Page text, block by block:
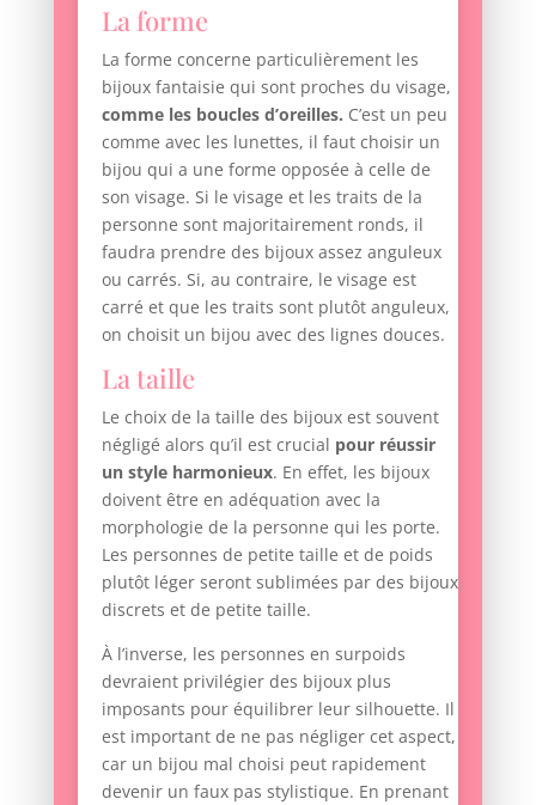
La forme
La forme concerne particulièrement les
bijoux fantaisie qui sont proches du visage,
comme les boucles d’oreilles. C’est un peu
comme avec les lunettes, il faut choisir un
bijou qui a une forme opposée à celle de
son visage. Si le visage et les traits de la
personne sont majoritairement ronds, il
faudra prendre des bijoux assez anguleux
ou carrés. Si, au contraire, le visage est
carré et que les traits sont plutôt anguleux,
on choisit un bijou avec des lignes douces.
La taille
Le choix de la taille des bijoux est souvent
négligé alors qu’il est crucial pour réussir
un style harmonieux. En effet, les bijoux
doivent être en adéquation avec la
morphologie de la personne qui les porte.
Les personnes de petite taille et de poids
plutôt léger seront sublimées par des bijoux
discrets et de petite taille.
À l’inverse, les personnes en surpoids
devraient privilégier des bijoux plus
imposants pour équilibrer leur silhouette. Il
est important de ne pas négliger cet aspect,
car un bijou mal choisi peut rapidement
devenir un faux pas stylistique. En prenant